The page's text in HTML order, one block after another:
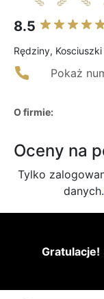
8.5
Rędziny, Kosciuszki
Pokaż
O firmie:
Oceny na
Tylko
danych.
Gratulacje!